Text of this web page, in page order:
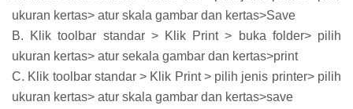
ukuran kertas> atur skala gambar dan kertas>Save
B. Klik toolbar standar > Klik Print > buka folder> pilih
ukuran kertas> atur sekala gambar dan kertas>print
C. Klik toolbar standar > Klik Print > pilih jenis printer> pilih
ukuran kertas> atur skala gambar dan kertas>save